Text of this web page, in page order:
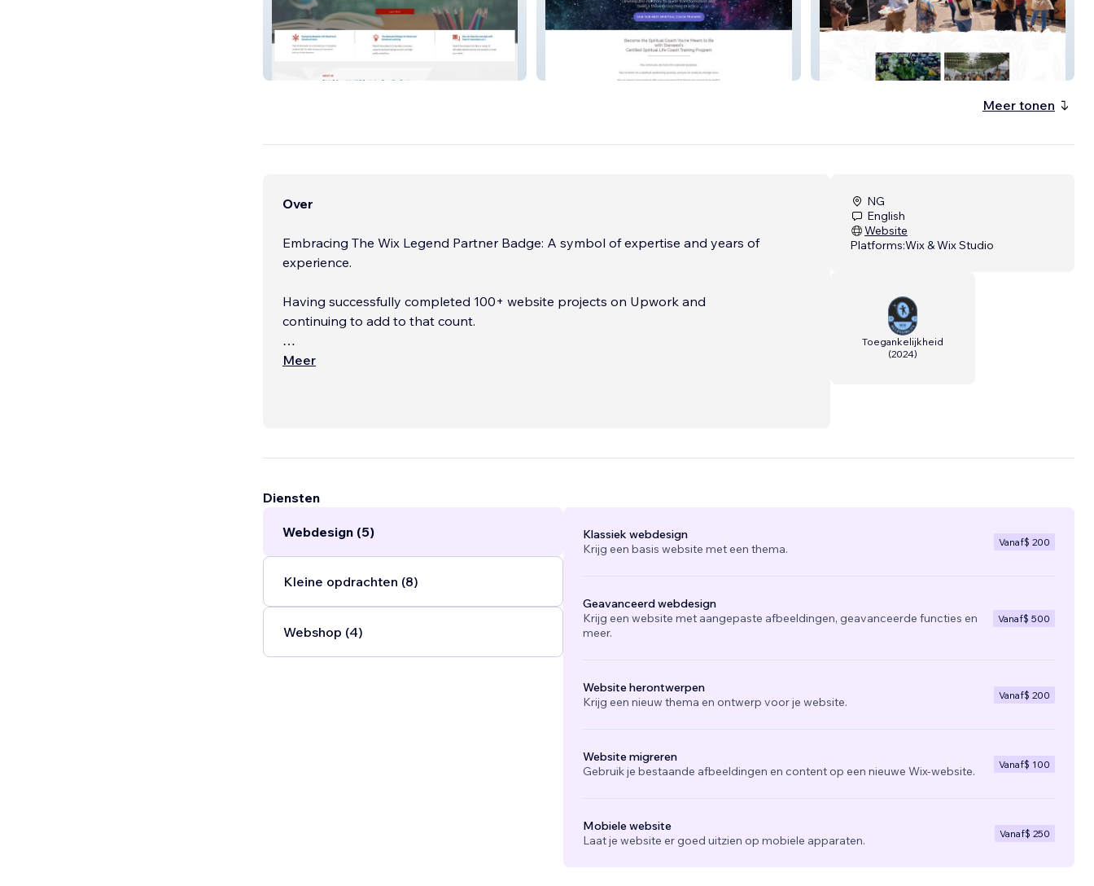
Starseed Academy Enriched Farms
Meer tonen
Over
Embracing The Wix Legend Partner Badge: A symbol of expertise and years of
experience.
Having successfully completed 100+ website projects on Upwork and
continuing to add to that count.
I feel privileged to be a part of the Wix Marketplace, where I can continue
Meer
NG
English
Website
Platforms:Wix & Wix Studio
Toegankelijkheid
(2024)
Diensten
Webdesign (5)
Kleine opdrachten (8)
Webshop (4)
Klassiek webdesign
Krijg een basis website met een thema.
Vanaf$ 200
Geavanceerd webdesign
Krijg een website met aangepaste afbeeldingen, geavanceerde functies en
meer.
Vanaf$ 500
Website herontwerpen
Krijg een nieuw thema en ontwerp voor je website.
Vanaf$ 200
Website migreren
Gebruik je bestaande afbeeldingen en content op een nieuwe Wix-website.
Vanaf$ 100
Mobiele website
Laat je website er goed uitzien op mobiele apparaten.
Vanaf$ 250